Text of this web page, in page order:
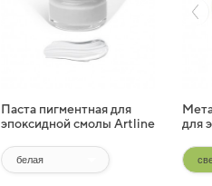
Паста пигментная для
эпоксидной смолы Artline
для
(10 г)